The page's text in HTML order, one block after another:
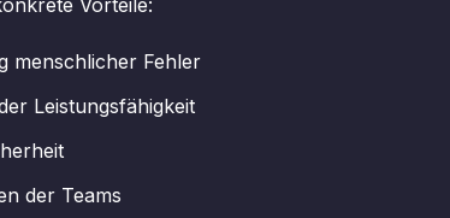
Vorteile:
menschlicher Fehler
Leistungsfähigkeit
der Teams